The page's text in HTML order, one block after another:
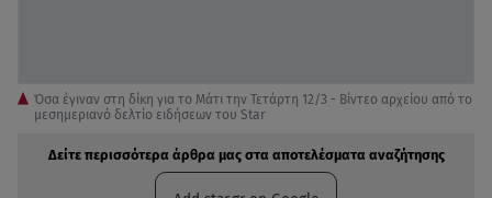
Όσα έγιναν στη δίκη για το Μάτι την Τετάρτη 12/3 - Βίντεο αρχείου από το
μεσημεριανό δελτίο ειδήσεων του Star
Δείτε περισσότερα άρθρα μας στα αποτελέσματα αναζήτησης